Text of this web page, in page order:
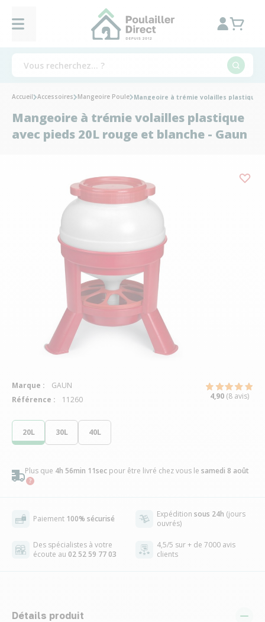
20L 30L 40L
Plus que 4h 56min 11sec pour être livré chez vous le samedi 8 août
Paiement 100% sécurisé Expédition sous 24h (jours
ouvrés)
Des spécialistes à votre
écoute au 02 52 59 77 03
4,5/5 sur + de 7000 avis
clients
Détails produit
Accueil Accessoires Mangeoire Poule Mangeoire à trémie volailles plastique
Mangeoire à trémie volailles plastique
avec pieds 20L rouge et blanche - Gaun
Marque :
GAUN
Référence :
11260 4,90 (8 avis)